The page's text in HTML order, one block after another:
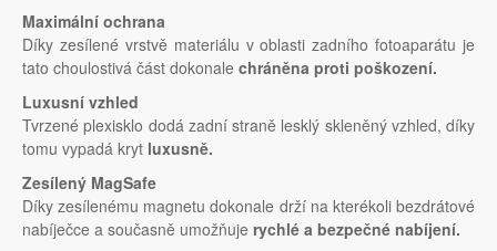
Maximální ochrana
Díky zesílené vrstvě materiálu v oblasti zadního fotoaparátu je
tato choulostivá část dokonale chráněna proti poškození.
Luxusní vzhled
Tvrzené plexisklo dodá zadní straně lesklý skleněný vzhled, díky
tomu vypadá kryt luxusně.
Zesílený MagSafe
Díky zesílenému magnetu dokonale drží na kterékoli bezdrátové
nabíječce a současně umožňuje rychlé a bezpečné nabíjení.